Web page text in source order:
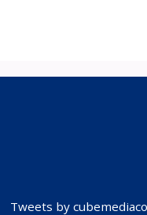
Tweets by cubemediaco